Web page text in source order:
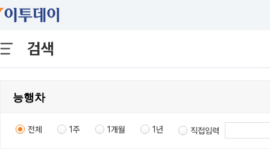
검색
전체 1주 1개월 1년 직접입력